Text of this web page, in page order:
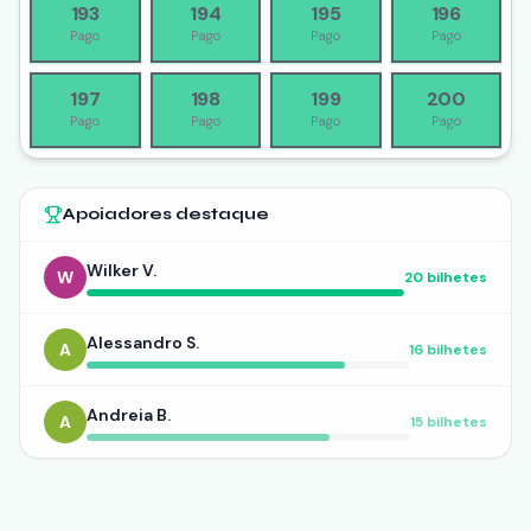
193
Pago
194
Pago
195
Pago
196
Pago
197
Pago
198
Pago
199
Pago
200
Pago
Apoiadores destaque
W Wilker V. 20 bilhetes
A Alessandro S. 16 bilhetes
A Andreia B. 15 bilhetes